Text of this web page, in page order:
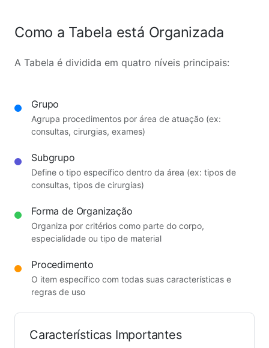
Como a Tabela está Organizada
A Tabela é dividida em quatro níveis principais:
Grupo
Agrupa procedimentos por área de atuação (ex:
consultas, cirurgias, exames)
Subgrupo
Define o tipo específico dentro da área (ex: tipos de
consultas, tipos de cirurgias)
Forma de Organização
Organiza por critérios como parte do corpo,
especialidade ou tipo de material
Procedimento
O item específico com todas suas características e
regras de uso
Características Importantes